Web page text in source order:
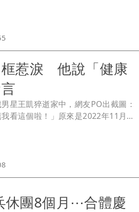
惹淚 他說「健康
星王凱猝逝家中，網友PO出截圖：
看這個啦！」原來是2022年11月王
，受訪時感嘆生命無常，讓他對媽媽
一切」，言猶在耳，如今他卻讓媽媽
休團8個月⋯合體慶